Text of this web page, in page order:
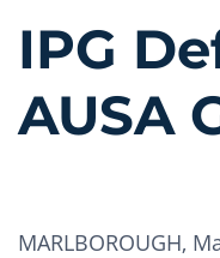
IPG
AUSA
MARLBOROUGH,